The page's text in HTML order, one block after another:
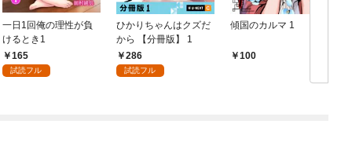
一日1回俺の理性が負
けるとき1
165
試読フル
ひかりちゃんはクズだ
から 【分冊版】 1
286
試読フル
傾国のカルマ 1
100